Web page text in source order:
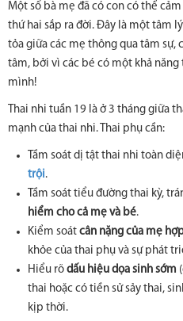
Một số bà mẹ đã có con có thể
thứ hai sắp ra đời. Đây là một tâm
tỏa giữa các mẹ thông qua tâm sự,
tâm, bởi vì các bé có một khả
mình!
Thai nhi tuần 19 là ở 3 tháng giữa
mạnh của thai nhi. Thai phụ cần:
Tầm soát dị tật thai nhi toàn
trội.
Tầm soát tiểu đường thai kỳ,
hiểm cho cả mẹ và bé.
Kiểm soát cân nặng của mẹ
khỏe của thai phụ và sự phát
Hiểu rõ dấu hiệu dọa sinh sớm
thai hoặc có tiền sử sảy thai,
kịp thời.